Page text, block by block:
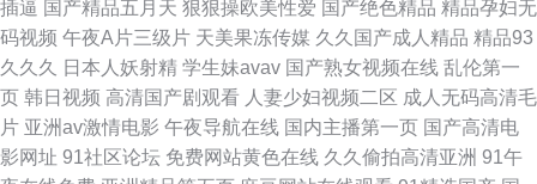
插逼 国产精品五月天 狠狠操欧美性爱 国产绝色精品 精品孕妇无
码视频 午夜A片三级片 天美果冻传媒 久久国产成人精品 精品93
久久久
日本人妖射精 学生妹avav 国产熟女视频在线 乱伦第一
页 韩日视频 高清国产剧观看 人妻少妇视频二区 成人无码高清毛
片 亚洲av激情电影 午夜导航在线 国内主播第一页 国产高清电
影网址 91社区论坛 免费网站黄色在线 久久偷拍高清亚洲 91午